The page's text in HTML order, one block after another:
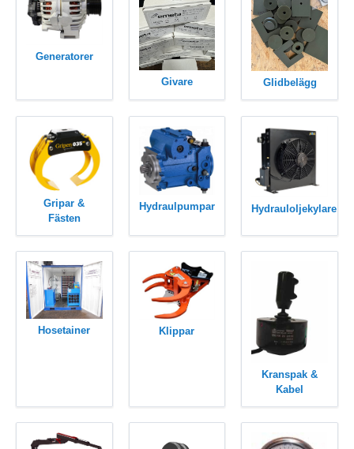
Generatorer
Givare Glidbelägg
Gripar &
Fästen
Hydraulpumpar Hydrauloljekylare
Hosetainer Klippar
Kranspak &
Kabel